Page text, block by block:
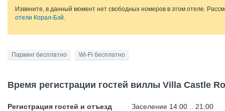
Извините, в данный момент нет свободных номеров в этом отеле.
отели Корал-Бэй.
Паркинг бесплатно Wi-Fi бесплатно
Время регистрации гостей виллы Villa Castle
Регистрация гостей и отъезд Заселение 14:00 .. 21:00